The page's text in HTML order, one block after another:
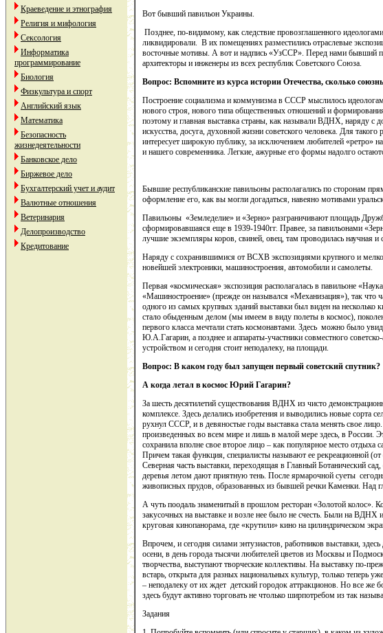
Краеведение и этнография
Религия и мифология
Сексология
Информатика
программирование
Биология
Физкультура и спорт
Английский язык
Математика
Безопасность
жизнедеятельности
Банковское дело
Биржевое дело
Бухгалтерский учет и аудит
Валютные отношения
Ветеринария
Делопроизводство
Кредитование
Вот бывший павильон Украины.
Позднее, по-видимому, как следствие провозглашенного
ликвидировали. В их помещениях разместились отраслевые
восточные мотивы. А вот и надпись «УзССР». Перед нами бывший
архитекторы и инженеры из всех республик Советского Союза.
Вопрос: Вспомните из курса истории Отечества, сколько
Построение социализма и коммунизма в СССР мыслилось
нового строя, нового типа общественных отношений и
поэтому и главная выставка страны, как называли ВДНХ, наряду с
искусства, досуга, духовной жизни советского человека. Для
интересует широкую публику, за исключением любителей «ретро»
и нашего современника. Легкие, ажурные его формы надолго
Бывшие республиканские павильоны располагались по сторонам
оформление его, как вы могли догадаться, навеяно мотивами
Павильоны «Земледелие» и «Зерно» разграничивают площадь
сформировавшаяся еще в 1939‑1940гг. Правее, за павильонами
лучшие экземпляры коров, свиней, овец, там проводилась научная и
Наряду с сохранившимися от ВСХВ экспозициями крупного и
новейшей электроники, машиностроения, автомобили и самолеты.
Первая «космическая» экспозиция располагалась в павильоне
«Машиностроение» (прежде он назывался «Механизация»), так что
одного из самых крупных зданий выставки был виден на несколько
стало обыденным делом (мы имеем в виду полеты в космос),
первого класса мечтали стать космонавтами. Здесь можно было
Ю.А.Гагарин, а позднее и аппараты-участники совместного
устройством и сегодня стоит неподалеку, на площади.
Вопрос: В каком году был запущен первый советский спутник?
А когда летал в космос Юрий Гагарин?
За шесть десятилетий существования ВДНХ из чисто
комплексе. Здесь делались изобретения и выводились новые сорта
рухнул СССР, и в девяностые годы выставка стала менять свое
произведенных во всем мире и лишь в малой мере здесь, в России.
сохранила вполне свое второе лицо – как популярное место отдыха
Причем такая функция, специалисты называют ее рекреационной
Северная часть выставки, переходящая в Главный Ботанический
деревья летом дают приятную тень. После ярмарочной суеты
живописных прудов, образованных из бывшей речки Каменки. Над
А чуть поодаль знаменитый в прошлом ресторан «Золотой
закусочных на выставке и возле нее было не счесть. Были на ВДНХ
круговая кинопанорама, где «крутили» кино на цилиндрическом
Впрочем, и сегодня силами энтузиастов, работников выставки,
осени, в день города тысячи любителей цветов из Москвы и
творчества, выступают творческие коллективы. На выставку по-
встарь, открыта для разных национальных культур, только
– неподалеку от их ждет детский городок аттракционов. Но все же
здесь будут активно торговать не чтолько ширпотребом из так
Задания